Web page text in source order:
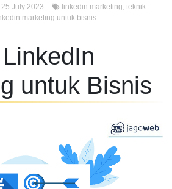
25 July 2023 linkedin marketing, teknik
marketing untuk bisnis
untuk Bisnis